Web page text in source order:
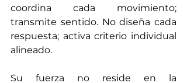
coordina cada movimiento;
transmite sentido. No diseña cada
respuesta; activa criterio individual
alineado.
Su fuerza no reside en la